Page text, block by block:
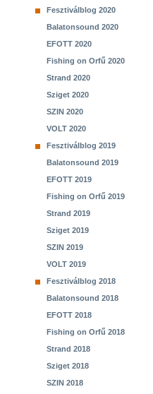
Fesztiválblog 2020
Balatonsound 2020
EFOTT 2020
Fishing on Orfű 2020
Strand 2020
Sziget 2020
SZIN 2020
VOLT 2020
Fesztiválblog 2019
Balatonsound 2019
EFOTT 2019
Fishing on Orfű 2019
Strand 2019
Sziget 2019
SZIN 2019
VOLT 2019
Fesztiválblog 2018
Balatonsound 2018
EFOTT 2018
Fishing on Orfű 2018
Strand 2018
Sziget 2018
SZIN 2018